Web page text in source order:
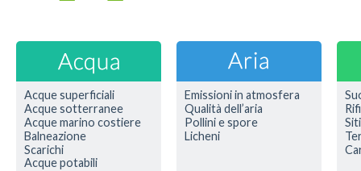
Acque superficiali
Acque sotterranee
Acque marino costiere
Balneazione
Scarichi
Acque potabili
Emissioni in atmosfera
Qualità dell’aria
Pollini e spore
Licheni